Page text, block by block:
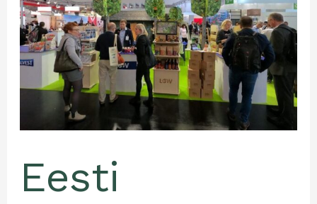
Eesti
2020
mahetoidu
messil
Saksamaal